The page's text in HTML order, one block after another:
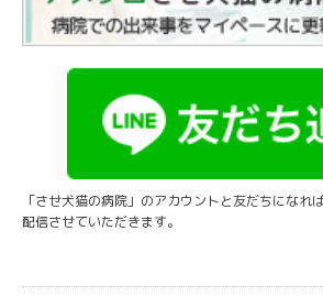
「させ犬猫の病院」のアカウントと友だちになれ
配信させていただきます。